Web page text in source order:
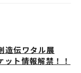
ーレコード（一部
（一部店
／ヨドバシカメ
新星堂 ※一
ル役田中真弓サイ
ル 超！感謝祭」の
、プレミアムバン
持参ください。
タンプを押させ
入特典をお渡し＆
します。※特典対
ございます。特典
の上、ご購入くだ
ぐみ
・chi、高橋 由美
税込）
込）
品化になります。
収録。
楽篇』に収録さ
るエディットVer.
、仙台フィルハー
唱にa・chi-a・c
開催された「魔
ワタル2 〜おもし
楽配信もされます
主題歌集がボーナ
造伝ワタル展
ット情報解禁！！